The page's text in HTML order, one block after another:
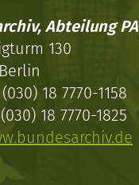
Abteilung PA
130
18 7770-1158
18 7770-1825